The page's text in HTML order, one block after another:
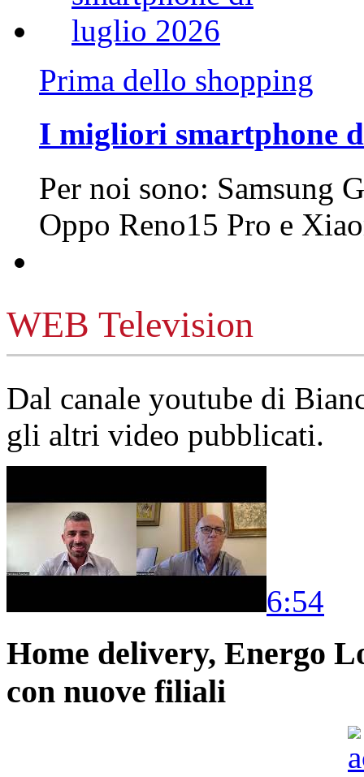
Prima dello shopping
I migliori smartphone
Per noi sono: Samsung
Oppo Reno15 Pro e
WEB Television
Dal canale youtube di
gli altri video pubblicati.
6:54
Home delivery, Energo
con nuove filiali